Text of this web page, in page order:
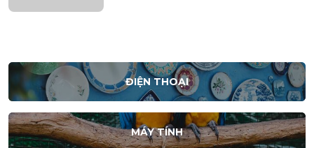
ĐIỆN THOẠI
MÁY TÍNH